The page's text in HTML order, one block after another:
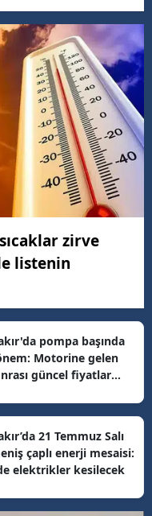
zirve
listenin
pompa başında
Motorine gelen
güncel fiyatlar
21 Temmuz Salı
çaplı enerji mesaisi:
elektrikler kesilecek